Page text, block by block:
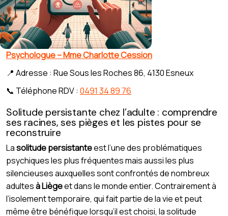
Psychologue – Mme Charlotte Cession
📍 Adresse : Rue Sous les Roches 86, 4130 Esneux
📞 Téléphone RDV : 0491 34 89 76
Solitude persistante chez l’adulte : comprendre
ses racines, ses pièges et les pistes pour se
reconstruire
Lasolitude persistanteest l’une des problématiques
psychiques les plus fréquentes mais aussi les plus
silencieuses auxquelles sont confrontés de nombreux
adultesà Liègeet dans le monde entier. Contrairement à
l’isolement temporaire, qui fait partie de la vie et peut
même être bénéfique lorsqu’il est choisi, la solitude